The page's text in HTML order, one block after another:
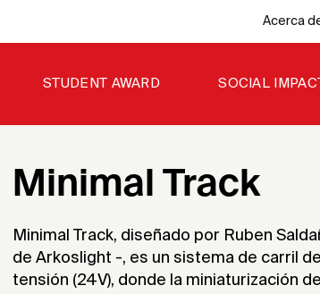
Acerca
STUDENT AWARD SOCIAL
Minimal Track
Minimal Track, diseñado por Ruben
de Arkoslight -, es un sistema de carril
tensión (24V), donde la miniaturización